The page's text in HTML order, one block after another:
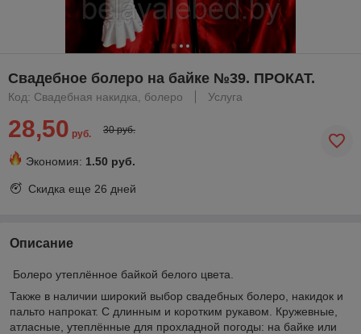
Свадебное болеро на байке №39. ПРОКАТ.
Код: Свадебная накидка, болеро Услуга
28,50 руб. 30 руб.
Экономия: 1.50 руб.
Скидка еще 26 дней
Описание
Болеро утеплённое байкой белого цвета.
Также в наличии широкий выбор свадебных болеро, накидок и
пальто напрокат. С длинным и коротким рукавом. Кружевные,
атласные, утеплённые для прохладной погоды: на байке или